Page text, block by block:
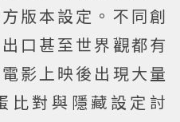
版本設定。不同創
口甚至世界觀都有
影上映後出現大量
比對與隱藏設定討